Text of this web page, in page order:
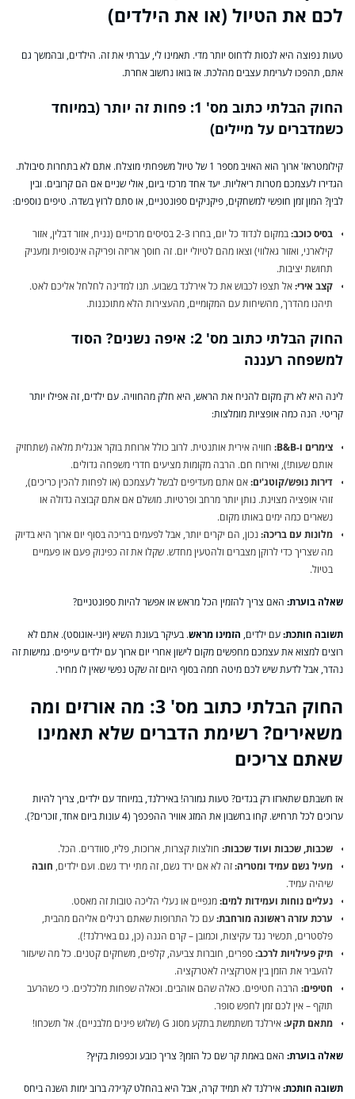
לכם את הטיול (או את הילדים)
טעות נפוצה היא לנסות לדחוס יותר מדי. תאמינו לי, עברתי את זה. הילדים, ובהמשך גם
אתם, תהפכו לערימת עצבים מהלכת. אז בואו נחשוב אחרת.
החוק הבלתי כתוב מס' 1: פחות זה יותר (במיוחד
כשמדברים על מיילים)
קילומטראז' ארוך הוא האויב מספר 1 של טיול משפחתי מוצלח. אתם לא בתחרות סיבולת.
הגדירו לעצמכם מטרות ריאליות. יעד אחד מרכזי ביום, אולי שניים אם הם קרובים. ובין
לבין? המון זמן חופשי למשחקים, פיקניקים ספונטניים, או סתם לרוץ בשדה. טיפים נוספים:
בסיס כוכב:
במקום לנדוד כל יום, בחרו 2-3 בסיסים מרכזיים (נניח, אזור דבלין, אזור
קילארני, ואזור גאלווי) וצאו מהם לטיולי יום. זה חוסך אריזה ופריקה אינסופית ומעניק
תחושת יציבות.
קצב אירי:אל תצפו לכבוש את כל אירלנד בשבוע. תנו למדינה לחלחל אליכם לאט.
תיהנו מהדרך, מהשיחות עם המקומיים, מהעצירות הלא מתוכננות.
החוק הבלתי כתוב מס' 2: איפה נשנים? הסוד
למשפחה רעננה
לינה היא לא רק מקום להניח את הראש, היא חלק מהחוויה. עם ילדים, זה אפילו יותר
קריטי. הנה כמה אופציות מומלצות:
צימרים ו-B&B:
חוויה אירית אותנטית. לרוב כולל ארוחת בוקר אנגלית מלאה (שתחזיק
אותם שעות!), ואירוח חם. הרבה מקומות מציעים חדרי משפחה גדולים.
דירות נופש/קוטג'ים:אם אתם מעדיפים לבשל לעצמכם (או לפחות להכין כריכים),
זוהי אופציה מצוינת. נותן יותר מרחב ופרטיות. מושלם אם אתם קבוצה גדולה או
נשארים כמה ימים באותו מקום.
מלונות עם בריכה:נכון, הם יקרים יותר, אבל לפעמים בריכה בסוף יום ארוך היא בדיוק
מה שצריך כדי לרוקן מצברים ולהטעין מחדש. שקלו את זה כפינוק פעם או פעמיים
בטיול.
שאלה בוערת: האם צריך להזמין הכל מראש או אפשר להיות ספונטניים?
תשובה חותכת:עם ילדים, הזמינו מראש. בעיקר בעונת השיא (יוני-אוגוסט). אתם לא
רוצים למצוא את עצמכם מחפשים מקום לישון אחרי יום ארוך עם ילדים עייפים. גמישות זה
נהדר, אבל לדעת שיש לכם מיטה חמה בסוף היום זה שקט נפשי שאין לו מחיר.
החוק הבלתי כתוב מס' 3: מה אורזים ומה
משאירים? רשימת הדברים שלא תאמינו
שאתם צריכים
אז חשבתם שתארזו רק בגדים? טעות גמורה! באירלנד, במיוחד עם ילדים, צריך להיות
ערוכים לכל תרחיש. קחו בחשבון את המזג אוויר ההפכפך (4 עונות ביום אחד, זוכרים?).
שכבות, שכבות ועוד שכבות: חולצות קצרות, ארוכות, פליז, סוודרים. הכל.
מעיל גשם עמיד ומטריה:זה לא אם ירד גשם, זה מתי ירד גשם. ועם ילדים, חובה
שיהיה עמיד.
נעליים נוחות ועמידות למים:מגפיים או נעלי הליכה טובות זה מאסט.
ערכת עזרה ראשונה מורחבת:עם כל התרופות שאתם רגילים אליהם מהבית,
פלסטרים, תכשיר נגד עקיצות, וכמובן – קרם הגנה (כן, גם באירלנד!).
תיק פעילויות לרכב:ספרים, חוברות צביעה, קלפים, משחקים קטנים. כל מה שיעזור
להעביר את הזמן בין אטרקציה לאטרקציה.
חטיפים: הרבה חטיפים. כאלה שהם אוהבים. וכאלה שפחות מלכלכים. כי כשהרעב
תוקף – אין לכם זמן לחפש סופר.
מתאם תקע:אירלנד משתמשת בתקע מסוג G (שלוש פינים מלבניים). אל תשכחו!
שאלה בוערת: האם באמת קר שם כל הזמן? צריך כובע וכפפות בקיץ?
תשובה חותכת:אירלנד לא תמיד קרה, אבל היא בהחלטקרירהברוב ימות השנה ביחס